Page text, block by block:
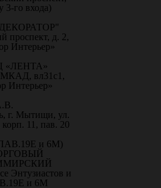
3-го входа)
проспект, д. 2,
Интерьер»
«ЛЕНТА»
МКАД, вл31с1,
Интерьер»
г. Мытищи, ул.
11, пав. 20
и 6М)
Энтузиастов и
и 6М